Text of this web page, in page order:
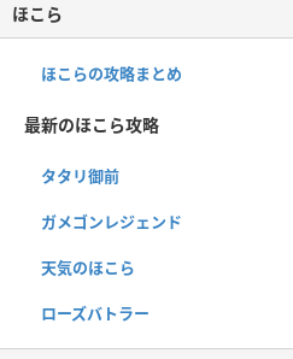
ほこら
ほこらの攻略まとめ
最新のほこら攻略
タタリ御前
ガメゴンレジェンド
天気のほこら
ローズバトラー